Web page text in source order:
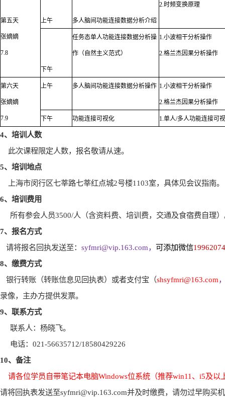
第五天
张嫡嫡
7.8
上午 多人脑间功能连接数据分析介绍
2.时频变换原理
下午
任务态单人功能连接数据分析操
作（自然主义范式）
1.小波相干分析操作
2.格兰杰因果分析操作
第六天
张嫡嫡
7.9
上午 多人脑间功能连接数据分析操作 1.小波相干分析操作
2.格兰杰因果分析操作
下午 功能连接可视化 1.单人/多人功能连接可
4、培训人数
此次课程限定人数，报名敬请从速。
5、培训地点
上海市闵行区七莘路七莘红点城2号楼1103室，具体见会议指南。
6、培训费用
所有参会人员3500/人（含资料费、培训费，交通及食宿费自理
7、报名方式
请将报名回执发送至： syfmri@vip.163.com， 可添加微信
8、缴费方式
银行转账（转账信息见回执表）或者支付宝（shsyfmri@163.com
录像，主办方提供发票。
9、联系方式
联系人：杨晓飞。
电话： 021-56635712/18580429226
10、备注
请各位学员自带笔记本电脑Windows位系统（推荐win11 、 i5及以
请将回执表发送至syfmri@vip.163.com并及时缴费，请勿过早购买